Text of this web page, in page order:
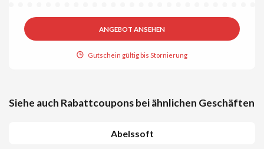
ANGEBOT ANSEHEN
Gutschein gültig bis Stornierung
Siehe auch Rabattcoupons bei ähnlichen Geschäften
Abelssoft